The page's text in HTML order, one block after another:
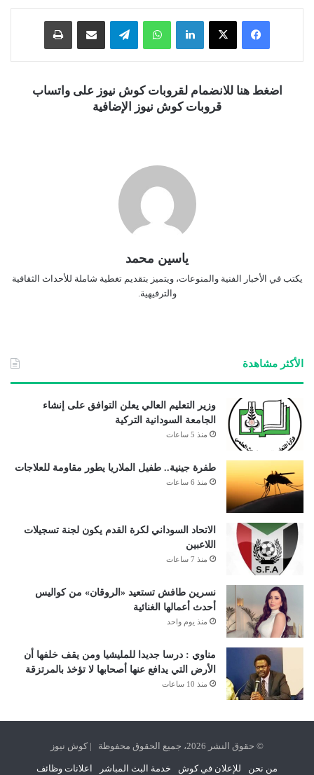
فيسبوك ‫X لينكدإن واتساب تيلقرام
اضغط هنا للانضمام لقروبات كوش نيوز على واتساب
قروبات كوش نيوز الإضافية
ياسين محمد
يكتب في الأخبار الفنية والمنوعات، ويتميز بتقديم تغطية شاملة للأحداث الثقافية
والترفيهية.
الأكثر مشاهدة
وزير التعليم العالي يعلن التوافق على إنشاء
الجامعة السودانية التركية
منذ 5 ساعات
طفرة جينية.. طفيل الملاريا يطور مقاومة للعلاجات
منذ 6 ساعات
الاتحاد السوداني لكرة القدم يكون لجنة تسجيلات
اللاعبين
منذ 7 ساعات
نسرين طافش تستعيد «الروقان» من كواليس
أحدث أعمالها الغنائية
منذ يوم واحد
مناوي : درسا جديدا للمليشيا ومن يقف خلفها أن
الأرض التي يدافع عنها أصحابها لا تؤخذ بالمرتزقة
منذ 10 ساعات
© حقوق النشر 2026، جميع الحقوق محفوظة | كوش نيوز
من نحن للإعلان في كوش خدمة البث المباشر اعلانات وظائف